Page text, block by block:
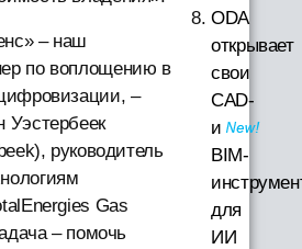
– наш
по воплощению в
–
Уэстербеек
руководитель
Gas
– помочь
ODA
открывает
свои
CAD-
и
BIM-
для
ИИ